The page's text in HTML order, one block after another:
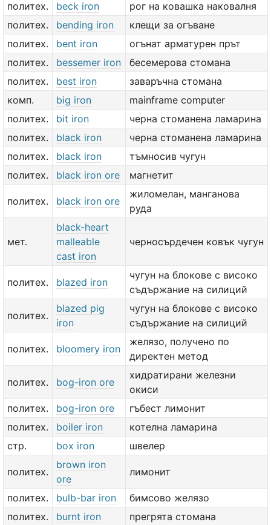
политех. beck iron
рог на ковашка наковалня
политех.
bending iron
клещи за огъване
политех.
bent iron
огънат арматурен прът
политех.
bessemer iron
бесемерова стомана
политех.
best iron
заваръчна стомана
комп.
big iron
mainframe computer
политех.
bit iron
черна стоманена ламарина
политех.
black iron
черна стоманена ламарина
политех.
black iron
тъмносив чугун
политех.
black iron ore магнетит
политех. black iron ore
жиломелан, манганова
руда
мет.
black-heart
malleable
cast iron
черносърдечен ковък чугун
политех. blazed iron
чугун на блокове с високо
съдържание на силиций
политех.
blazed pig
iron
чугун на блокове с високо
съдържание на силиций
политех. bloomery iron
желязо, получено по
директен метод
политех. bog-iron ore
хидратирани железни
окиси
политех.
bog-iron ore
гъбест лимонит
политех.
boiler iron
котелна ламарина
стр.
box iron швелер
политех.
brown iron
ore
лимонит
политех. bulb-bar iron
бимсово желязо
политех.
burnt iron
прегрята стомана